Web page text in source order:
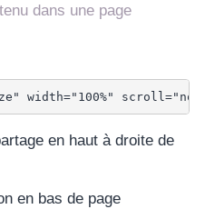
dans une page
en haut à droite de
en bas de page